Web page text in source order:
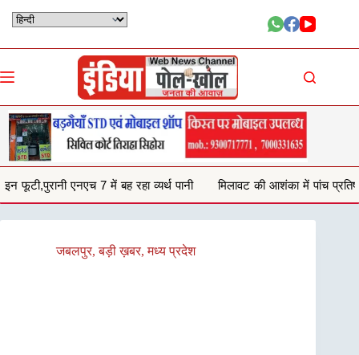
व्यर्थ पानी मिलावट की आशंका में पांच प्रतिष्ठानों से जब्त किया 132
जबलपुर,बड़ी ख़बर,मध्य प्रदेश